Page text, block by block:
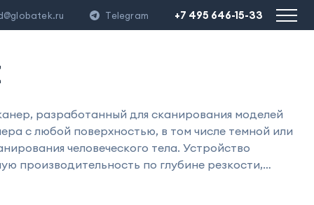
Telegram +7 495 646-15-33
разработанный для сканирования моделей
с любой поверхностью, в том числе темной или
человеческого тела. Устройство
производительность по глубине резкости,